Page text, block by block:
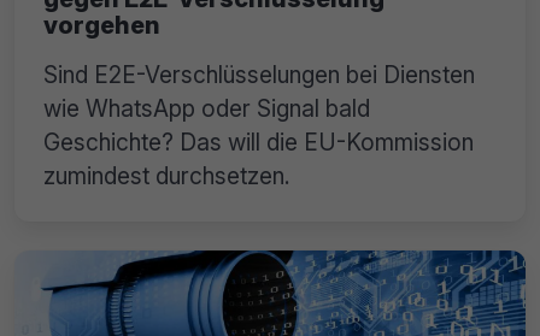
vorgehen
Sind E2E-Verschlüsselungen bei Diensten
wie WhatsApp oder Signal bald
Geschichte? Das will die EU-Kommission
zumindest durchsetzen.